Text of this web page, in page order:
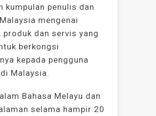
kumpulan penulis dan
mengenai
dan servis yang
berkongsi
kepada pengguna
Malaysia.
Bahasa Melayu dan
selama hampir 20